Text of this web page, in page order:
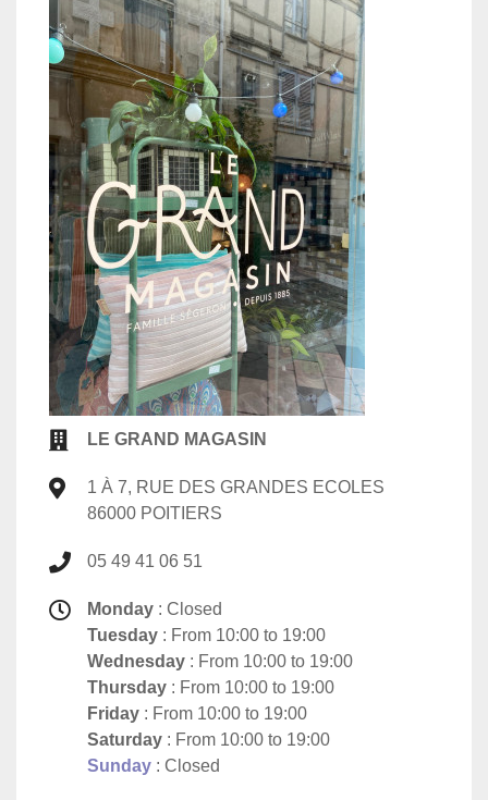
LE GRAND MAGASIN
1 À 7, RUE DES GRANDES ECOLES
86000 POITIERS
05 49 41 06 51
Monday : Closed
Tuesday : From 10:00 to 19:00
Wednesday : From 10:00 to 19:00
Thursday : From 10:00 to 19:00
Friday : From 10:00 to 19:00
Saturday : From 10:00 to 19:00
Sunday : Closed